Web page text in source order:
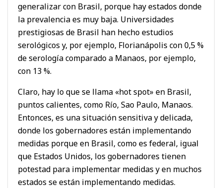
generalizar con Brasil, porque hay estados donde
la prevalencia es muy baja. Universidades
prestigiosas de Brasil han hecho estudios
serológicos y, por ejemplo, Florianápolis con 0,5 %
de serología comparado a Manaos, por ejemplo,
con 13 %.
Claro, hay lo que se llama «hot spot» en Brasil,
puntos calientes, como Río, Sao Paulo, Manaos.
Entonces, es una situación sensitiva y delicada,
donde los gobernadores están implementando
medidas porque en Brasil, como es federal, igual
que Estados Unidos, los gobernadores tienen
potestad para implementar medidas y en muchos
estados se están implementando medidas.